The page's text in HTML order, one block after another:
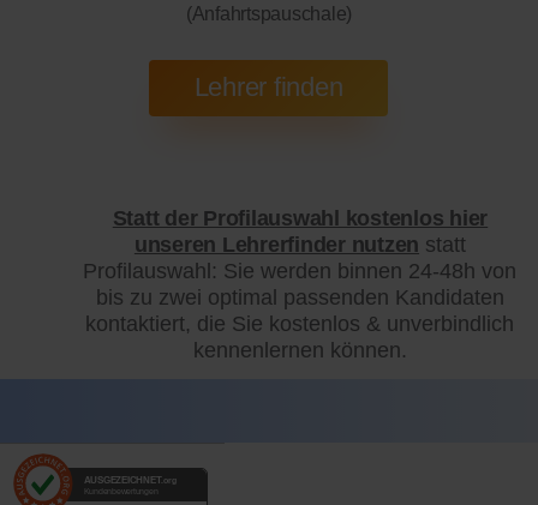
(Anfahrtspauschale)
Statt der Profilauswahl kostenlos hier
unseren Lehrerfinder nutzen statt
Profilauswahl: Sie werden binnen 24-48h von
bis zu zwei optimal passenden Kandidaten
kontaktiert, die Sie kostenlos & unverbindlich
kennenlernen können.
AUSGEZEICHNET .org
Kundenbewertungen